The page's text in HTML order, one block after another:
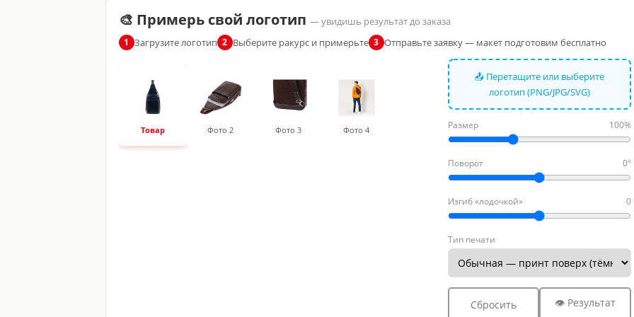
🎨 Примерь свой логотип — увидишь результат до заказа
1 Загрузите логотип 2 Выберите ракурс и примерьте 3 Отправьте заявку — макет подготовим бесплатно
Товар Фото 2 Фото 3 Фото 4
📤 Перетащите или выберите
логотип (PNG/JPG/SVG)
Размер 100%
Поворот 0°
Изгиб «лодочкой» 0
Тип печати
Сбросить 👁 Результат